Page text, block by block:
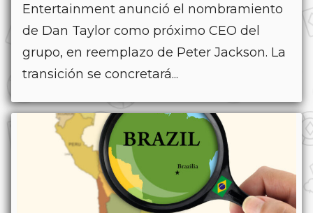
Entertainment anunció el nombramiento
de Dan Taylor como próximo CEO del
grupo, en reemplazo de Peter Jackson. La
transición se concretará...